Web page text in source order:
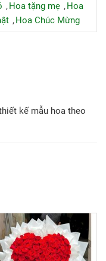
Hoa tặng mẹ
Hoa
Hoa Chúc Mừng
kế mẫu hoa theo